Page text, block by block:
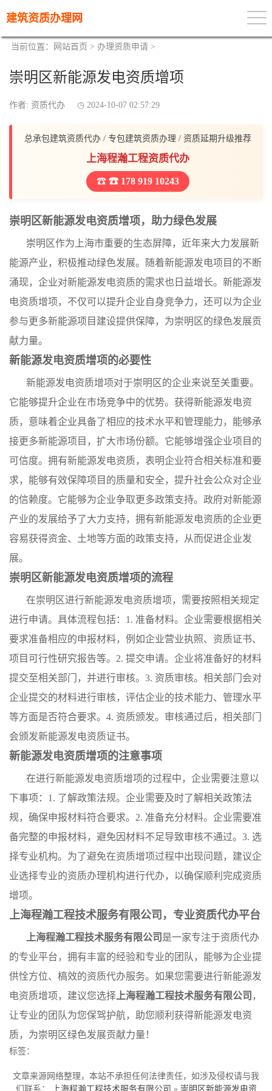
建筑资质办理网
当前位置： 网站首页 > 办理资质申请 >
崇明区新能源发电资质增项
作者: 资质代办 2024-10-07 02:57:29
总承包建筑资质代办 / 专包建筑资质办理 / 资质延期升级推荐
上海程瀚工程资质代办
☎ 178 919 10243
崇明区新能源发电资质增项，助力绿色发展
崇明区作为上海市重要的生态屏障，近年来大力发展新
能源产业，积极推动绿色发展。随着新能源发电项目的不断
涌现，企业对新能源发电资质的需求也日益增长。新能源发
电资质增项，不仅可以提升企业自身竞争力，还可以为企业
参与更多新能源项目建设提供保障，为崇明区的绿色发展贡
献力量。
新能源发电资质增项的必要性
新能源发电资质增项对于崇明区的企业来说至关重要。
它能够提升企业在市场竞争中的优势。获得新能源发电资
质，意味着企业具备了相应的技术水平和管理能力，能够承
接更多新能源项目，扩大市场份额。它能够增强企业项目的
可信度。拥有新能源发电资质，表明企业符合相关标准和要
求，能够有效保障项目的质量和安全，提升社会公众对企业
的信赖度。它能够为企业争取更多政策支持。政府对新能源
产业的发展给予了大力支持，拥有新能源发电资质的企业更
容易获得资金、土地等方面的政策支持，从而促进企业发
展。
崇明区新能源发电资质增项的流程
在崇明区进行新能源发电资质增项，需要按照相关规定
进行申请。具体流程包括：1. 准备材料。企业需要根据相关
要求准备相应的申报材料，例如企业营业执照、资质证书、
项目可行性研究报告等。2. 提交申请。企业将准备好的材料
提交至相关部门，并进行审核。3. 资质审核。相关部门会对
企业提交的材料进行审核，评估企业的技术能力、管理水平
等方面是否符合要求。4. 资质颁发。审核通过后，相关部门
会颁发新能源发电资质证书。
新能源发电资质增项的注意事项
在进行新能源发电资质增项的过程中，企业需要注意以
下事项：1. 了解政策法规。企业需要及时了解相关政策法
规，确保申报材料符合要求。2. 准备充分材料。企业需要准
备完整的申报材料，避免因材料不足导致审核不通过。3. 选
择专业机构。为了避免在资质增项过程中出现问题，建议企
业选择专业的资质办理机构进行代办，以确保顺利完成资质
增项。
上海程瀚工程技术服务有限公司，专业资质代办平台
上海程瀚工程技术服务有限公司 是一家专注于资质代办
的专业平台，拥有丰富的经验和专业的团队，能够为企业提
供恮方位、槁效的资质代办服务。如果您需要进行新能源发
电资质增项，建议您选择 上海程瀚工程技术服务有限公司 ，
让专业的团队为您保驾护航，助您顺利获得新能源发电资
质，为崇明区绿色发展贡献力量！
标签：
文章来源网络整理，本站不承担任何法律责任，如涉及侵权请与我
们联系：
上海程瀚工程技术服务有限公司 » 崇明区新能源发电资